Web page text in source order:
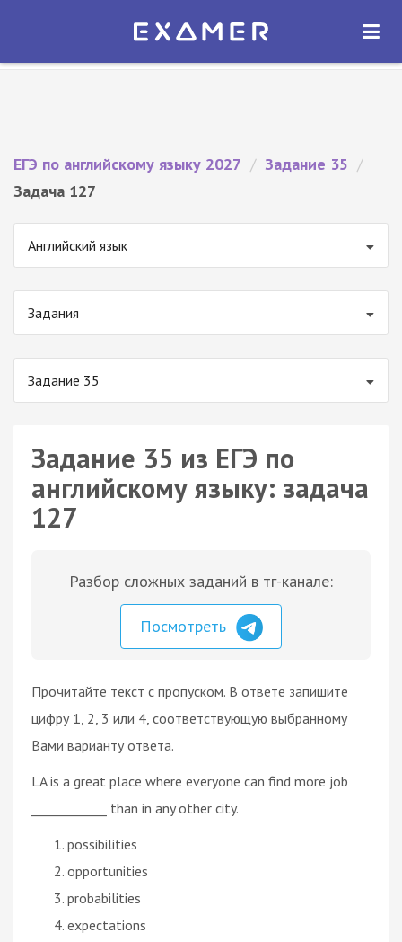
Экзамер — ЕГЭ 2027
ОТКРЫТЬ
ЕГЭ по английскому языку 2027 / Задание 35 /
Задача 127
Английский язык
Задания
Задание 35
Задание 35 из ЕГЭ по
английскому языку: задача
127
Разбор сложных заданий в тг-канале:
Посмотреть
Прочитайте текст с пропуском. В ответе запишите
цифру 1, 2, 3 или 4, соответствующую выбранному
Вами варианту ответа.
LA is a great place where everyone can find more job
____________ than in any other city.
possibilities
opportunities
probabilities
expectations